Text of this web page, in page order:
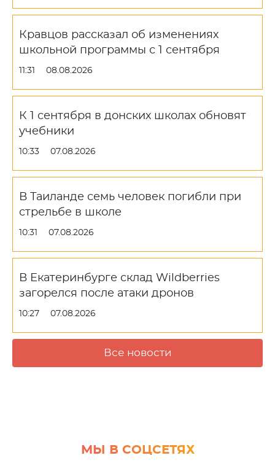
Кравцов рассказал об изменениях
школьной программы с 1 сентября
11:31 08.08.2026
К 1 сентября в донских школах обновят
учебники
10:33 07.08.2026
В Таиланде семь человек погибли при
стрельбе в школе
10:31 07.08.2026
В Екатеринбурге склад Wildberries
загорелся после атаки дронов
10:27 07.08.2026
Все новости
МЫ В СОЦСЕТЯХ